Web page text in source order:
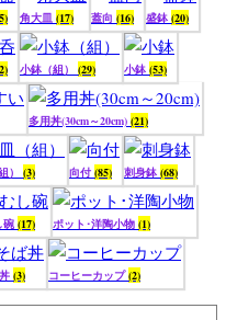
角大皿 (17) 蓋向 (16) 盛鉢 (20)
小鉢（組） (29) 小鉢 (53)
多用丼(30cm～20cm) (21)
） (3) 向付 (85) 刺身鉢 (68)
碗 (17) ポット･洋陶小物 (1)
(3) コーヒーカップ(2)